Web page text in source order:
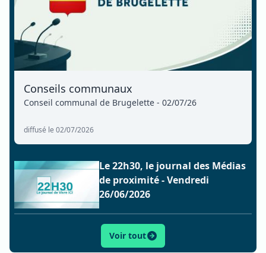
Conseils communaux
Conseil communal de Brugelette - 02/07/26
diffusé le 02/07/2026
Le 22h30, le journal des Médias
de proximité - Vendredi
26/06/2026
Voir tout